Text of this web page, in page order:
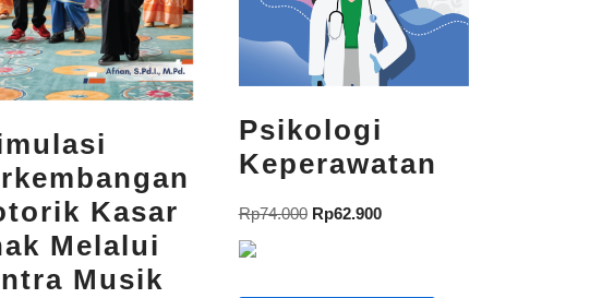
Kasar
Melalui
Musik
Psikologi
Keperawatan
Rp74.000 Rp62.900